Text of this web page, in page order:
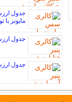
جدول
مایونز با
جدول
جدول